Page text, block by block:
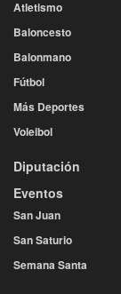
Atletismo
Baloncesto
Balonmano
Fútbol
Más Deportes
Voleibol
Diputación
Eventos
San Juan
San Saturio
Semana Santa